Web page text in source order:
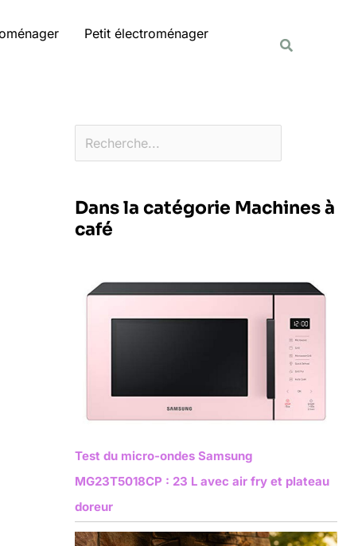
Petit électroménager
Dans la catégorie Machines à
café
Test du micro-ondes Samsung
MG23T5018CP : 23 L avec air fry et plateau
doreur